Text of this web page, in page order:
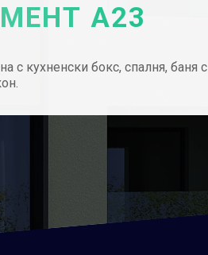
А23
с кухненски бокс, спалня, баня с